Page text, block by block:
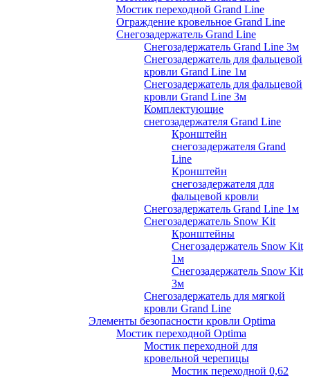
Мостик переходной Grand Line
Ограждение кровельное Grand Line
Снегозадержатель Grand Line
Снегозадержатель Grand Line 3м
Снегозадержатель для фальцевой
кровли Grand Line 1м
Снегозадержатель для фальцевой
кровли Grand Line 3м
Комплектующие
снегозадержателя Grand Line
Кронштейн
снегозадержателя Grand
Line
Кронштейн
снегозадержателя для
фальцевой кровли
Снегозадержатель Grand Line 1м
Снегозадержатель Snow Kit
Кронштейны
Снегозадержатель Snow Kit
1м
Снегозадержатель Snow Kit
3м
Снегозадержатель для мягкой
кровли Grand Line
Элементы безопасности кровли Optima
Мостик переходной Optima
Мостик переходной для
кровельной черепицы
Мостик переходной 0,62